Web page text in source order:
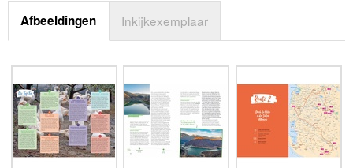
Afbeeldingen Inkijkexemplaar